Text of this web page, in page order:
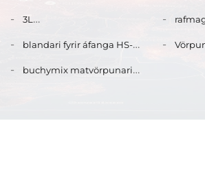
3L
og kvernimaður HS-228D
blandari fyrir áfanga HS-
buchymix matvörpunari